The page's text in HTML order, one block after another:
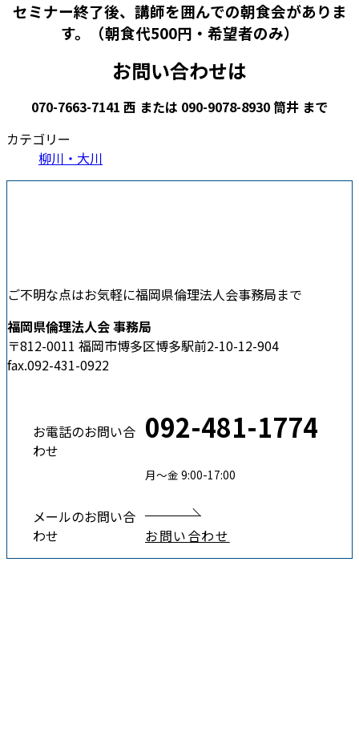
セミナー終了後、講師を囲んでの朝食会がありま
す。（朝食代500円・希望者のみ）
お問い合わせは
070-7663-7141 西 または 090-9078-8930 筒井 まで
カテゴリー
柳川・大川
ご不明な点はお気軽に福岡県倫理法人会事務局まで
福岡県倫理法人会 事務局
〒812-0011 福岡市博多区博多駅前2-10-12-904
fax.092-431-0922
お電話のお問い合
わせ
092-481-1774
月〜金 9:00-17:00
メールのお問い合
わせ
お問い合わせ